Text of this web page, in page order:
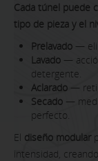
Cada túnel puede
tipo de pieza y el
Prelavado —
Lavado —
detergente.
Aclarado —
Secado —
perfecto.
El diseño modular
intensidad,